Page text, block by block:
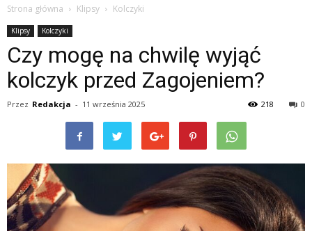
Strona główna Klipsy Kolczyki
Klipsy Kolczyki
Czy mogę na chwilę wyjąć
kolczyk przed Zagojeniem?
Przez Redakcja - 11 września 2025 0
218